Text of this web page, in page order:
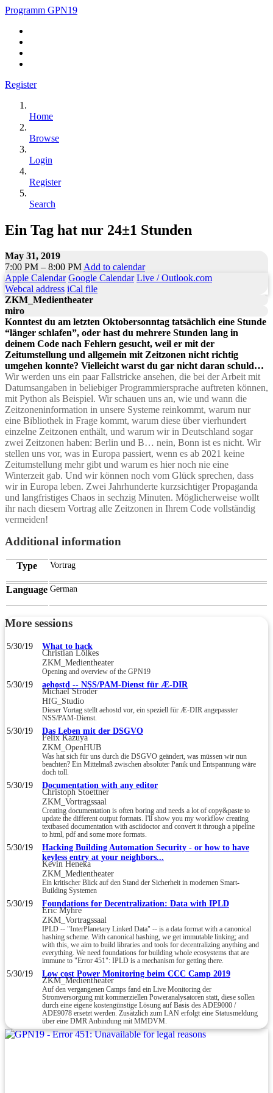
Programm GPN19
Register
Home
Browse
Login
Register
Search
Ein Tag hat nur 24±1 Stunden
May 31, 2019
7:00 PM – 8:00 PM Add to calendar
Apple Calendar Google Calendar Live / Outlook.com
Webcal address iCal file
ZKM_Medientheater
miro
Konntest du am letzten Oktobersonntag tatsächlich eine Stunde
“länger schlafen”, oder hast du mehrere Stunden lang in
deinem Code nach Fehlern gesucht, weil er mit der
Zeitumstellung und allgemein mit Zeitzonen nicht richtig
umgehen konnte? Vielleicht warst du gar nicht daran schuld…
Wir werden uns ein paar Fallstricke ansehen, die bei der Arbeit mit
Datumsangaben in beliebiger Programmiersprache auftreten können,
mit Python als Beispiel. Wir schauen uns an, wie und wann die
Zeitzoneninformation in unsere Systeme reinkommt, warum nur
eine Bibliothek in Frage kommt, warum diese über vierhundert
einzelne Zeitzonen enthält, und warum wir in Deutschland sogar
zwei Zeitzonen haben: Berlin und B… nein, Bonn ist es nicht. Wir
stellen uns vor, was in Europa passiert, wenn es ab 2021 keine
Zeitumstellung mehr gibt und warum es hier noch nie eine
Winterzeit gab. Und wir können noch vom Glück sprechen, dass
wir in Europa leben. Zwei Jahrhunderte kurzsichtiger Propaganda
und langfristiges Chaos in sechzig Minuten. Möglicherweise wollt
ihr nach diesem Vortrag alle Zeitzonen in Ihrem Code vollständig
vermeiden!
Additional information
Type Vortrag
Language German
More sessions
5/30/19 What to hack
Christian Lölkes
ZKM_Medientheater
Opening and overview of the GPN19
5/30/19 aehostd -- NSS/PAM-Dienst für Æ-DIR
Michael Ströder
HfG_Studio
Dieser Vortag stellt aehostd vor, ein speziell für Æ-DIR angepasster
NSS/PAM-Dienst.
5/30/19 Das Leben mit der DSGVO
Felix Kazuya
ZKM_OpenHUB
Was hat sich für uns durch die DSGVO geändert, was müssen wir nun
beachten? Ein Mittelmaß zwischen absoluter Panik und Entspannung wäre
doch toll.
5/30/19 Documentation with any editor
Christoph Stoettner
ZKM_Vortragssaal
Creating documentation is often boring and needs a lot of copy&paste to
update the different output formats. I'll show you my workflow creating
textbased documentation with asciidoctor and convert it through a pipeline
to html, pdf and some more formats.
5/30/19
Hacking Building Automation Security - or how to have
keyless entry at your neighbors...
Kevin Heneka
ZKM_Medientheater
Ein kritischer Blick auf den Stand der Sicherheit in modernen Smart-
Building Systemen
5/30/19 Foundations for Decentralization: Data with IPLD
Eric Myhre
ZKM_Vortragssaal
IPLD -- "InterPlanetary Linked Data" -- is a data format with a canonical
hashing scheme. With canonical hashing, we get immutable linking; and
with this, we aim to build libraries and tools for decentralizing anything and
everything. We need foundations for building whole ecosystems that are
immune to "Error 451": IPLD is a mechanism for getting there.
5/30/19 Low cost Power Monitoring beim CCC Camp 2019
ZKM_Medientheater
Auf den vergangenen Camps fand ein Live Monitoring der
Stromversorgung mit kommerziellen Poweranalysatoren statt, diese sollen
durch eine eigene kostengünstige Lösung auf Basis des ADE9000 /
ADE9078 ersetzt werden. Zusätzlich zum LAN erfolgt eine Statusmeldung
über eine DMR Anbindung mit MMDVM.